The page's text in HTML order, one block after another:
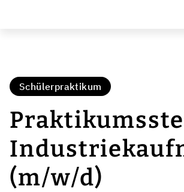
Schülerpraktikum
(m/w/d)